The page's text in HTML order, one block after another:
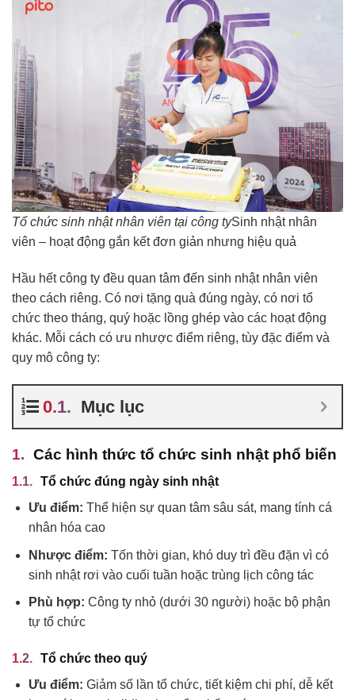
Tổ chức sinh nhật nhân viên tại công tySinh nhật nhân
viên – hoạt động gắn kết đơn giản nhưng hiệu quả
Hầu hết công ty đều quan tâm đến sinh nhật nhân viên
theo cách riêng. Có nơi tặng quà đúng ngày, có nơi tổ
chức theo tháng, quý hoặc lồng ghép vào các hoạt động
khác. Mỗi cách có ưu nhược điểm riêng, tùy đặc điểm và
quy mô công ty:
Mục lục
Các hình thức tổ chức sinh nhật phổ biến
Tổ chức đúng ngày sinh nhật
Ưu điểm: Thể hiện sự quan tâm sâu sát, mang tính cá
nhân hóa cao
Nhược điểm: Tốn thời gian, khó duy trì đều đặn vì có
sinh nhật rơi vào cuối tuần hoặc trùng lịch công tác
Phù hợp: Công ty nhỏ (dưới 30 người) hoặc bộ phận
tự tổ chức
Tổ chức theo quý
Ưu điểm: Giảm số lần tổ chức, tiết kiệm chi phí, dễ kết